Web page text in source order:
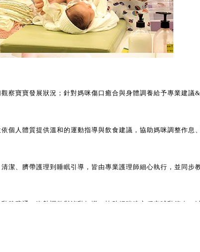
察寶寶發展狀況；針對媽咪傷口癒合與身體調養給予專業建議
個人體質提供溫和的運動指導與飲食建議，協助媽咪調整作息
潔、臍帶護理到睡眠引導，皆由專業護理師細心執行，並同步
腺疏通、姿勢調整與泌乳知識，協助媽咪建立穩定哺乳節奏，